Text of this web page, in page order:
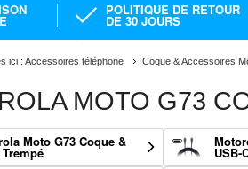
POLITIQUE DE RETOUR
DE 30 JOURS
ici : Accessoires téléphone Coque & Accessoires
MOTO G73
Moto G73 Coque &
USB-